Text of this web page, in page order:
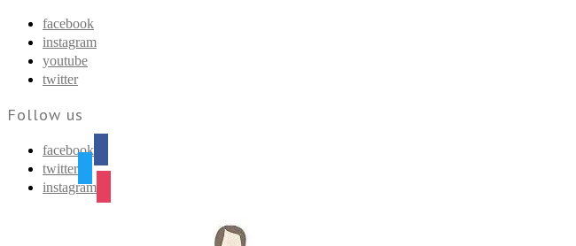
facebook
instagram
youtube
twitter
Follow us
facebook
twitter
instagram